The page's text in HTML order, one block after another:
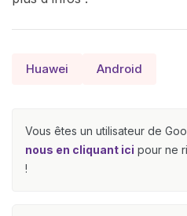
Huawei Android
Vous êtes un utilisateur de
nous en cliquant ici pour ne
!